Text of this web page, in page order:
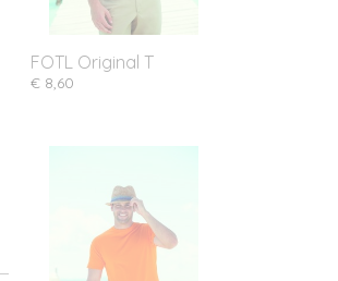
FOTL Original T
€ 8,60